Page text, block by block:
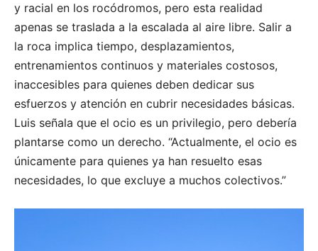
y racial en los rocódromos, pero esta realidad
apenas se traslada a la escalada al aire libre. Salir a
la roca implica tiempo, desplazamientos,
entrenamientos continuos y materiales costosos,
inaccesibles para quienes deben dedicar sus
esfuerzos y atención en cubrir necesidades básicas.
Luis señala que el ocio es un privilegio, pero debería
plantarse como un derecho. “Actualmente, el ocio es
únicamente para quienes ya han resuelto esas
necesidades, lo que excluye a muchos colectivos.”